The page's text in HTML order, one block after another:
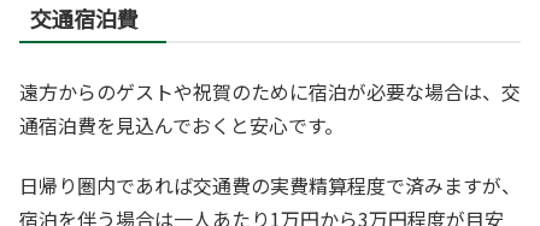
交通宿泊費
遠方からのゲストや祝賀のために宿泊が必要な場合は、交
通宿泊費を見込んでおくと安心です。
日帰り圏内であれば交通費の実費精算程度で済みますが、
宿泊を伴う場合は一人あたり1万円から3万円程度が目安